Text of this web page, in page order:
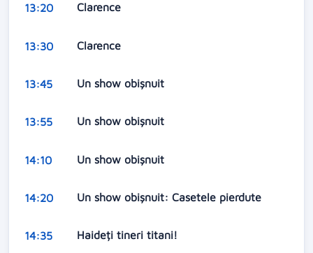
13:20 Clarence
13:30 Clarence
13:45 Un show obişnuit
13:55 Un show obişnuit
14:10 Un show obişnuit
14:20 Un show obișnuit: Casetele pierdute
14:35 Haideți tineri titani!